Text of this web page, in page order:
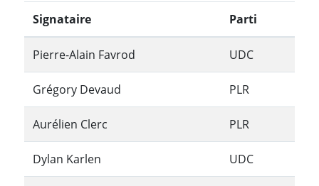
Signataire Parti
Pierre-Alain Favrod UDC
Grégory Devaud PLR
Aurélien Clerc PLR
Dylan Karlen UDC